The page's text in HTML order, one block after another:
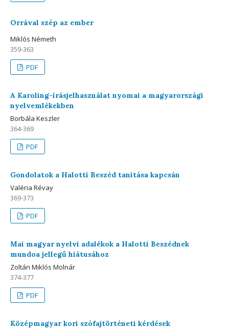
Orrával szép az ember
Miklós Németh
359-363
PDF
A Karoling-írásjelhasználat nyomai a magyarországi
nyelvemlékekben
Borbála Keszler
364-369
PDF
Gondolatok a Halotti Beszéd tanítása kapcsán
Valéria Révay
369-373
PDF
Mai magyar nyelvi adalékok a Halotti Beszédnek
mundoa jellegű hiátusához
Zoltán Miklós Molnár
374-377
PDF
Középmagyar kori szófajtörténeti kérdések